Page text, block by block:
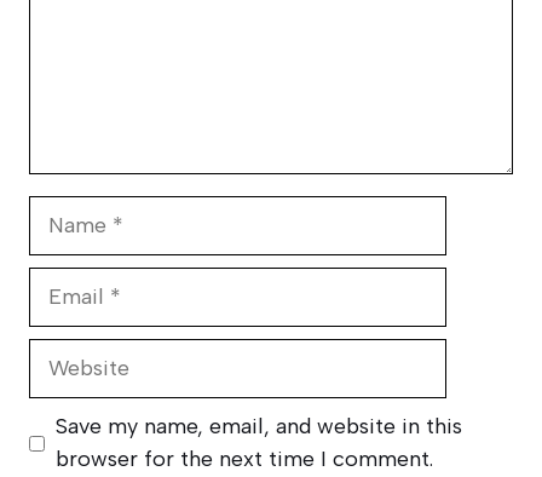
Website
Save my name, email, and website in this
browser for the next time I comment.